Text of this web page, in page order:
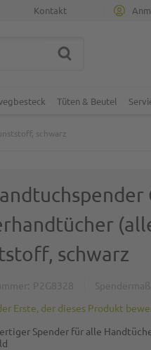
Kontakt
Suche schließen
SUCHE
Tüten & Beutel
schwarz
schwarz
Erste, der dieses Produkt
Spender für alle